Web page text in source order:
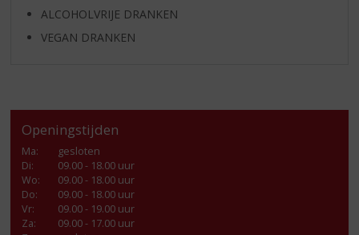
ALCOHOLVRIJE DRANKEN
VEGAN DRANKEN
Openingstijden
Ma:
gesloten
Di:
09.00 - 18.00 uur
Wo:
09.00 - 18.00 uur
Do:
09.00 - 18.00 uur
Vr:
09.00 - 19.00 uur
Za:
09.00 - 17.00 uur